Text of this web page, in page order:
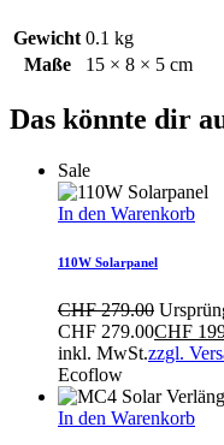
Gewicht 0.1 kg
Maße
15 × 8 × 5 cm
Das könnte dir
Sale
In den Warenkorb
110W Solarpanel
CHF279.00
CHF 279.00CHF
inkl. MwSt.zzgl.
Ecoflow
In den Warenkorb